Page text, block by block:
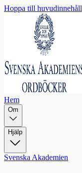
Hoppa till huvudinnehåll
Hem
Om
Hjälp
Svenska Akademien